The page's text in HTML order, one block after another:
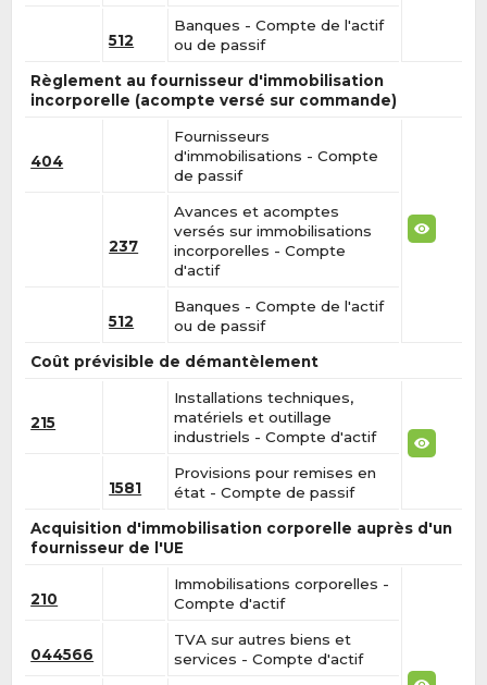
512
Banques - Compte de l'actif
ou de passif
Règlement au fournisseur d'immobilisation
incorporelle (acompte versé sur commande)
404
Fournisseurs
d'immobilisations - Compte
de passif
237
Avances et acomptes
versés sur immobilisations
incorporelles - Compte
d'actif
512
Banques - Compte de l'actif
ou de passif
Coût prévisible de démantèlement
215
Installations techniques,
matériels et outillage
industriels - Compte d'actif
1581
Provisions pour remises en
état - Compte de passif
Acquisition d'immobilisation corporelle auprès d'un
fournisseur de l'UE
210
Immobilisations corporelles -
Compte d'actif
044566
TVA sur autres biens et
services - Compte d'actif